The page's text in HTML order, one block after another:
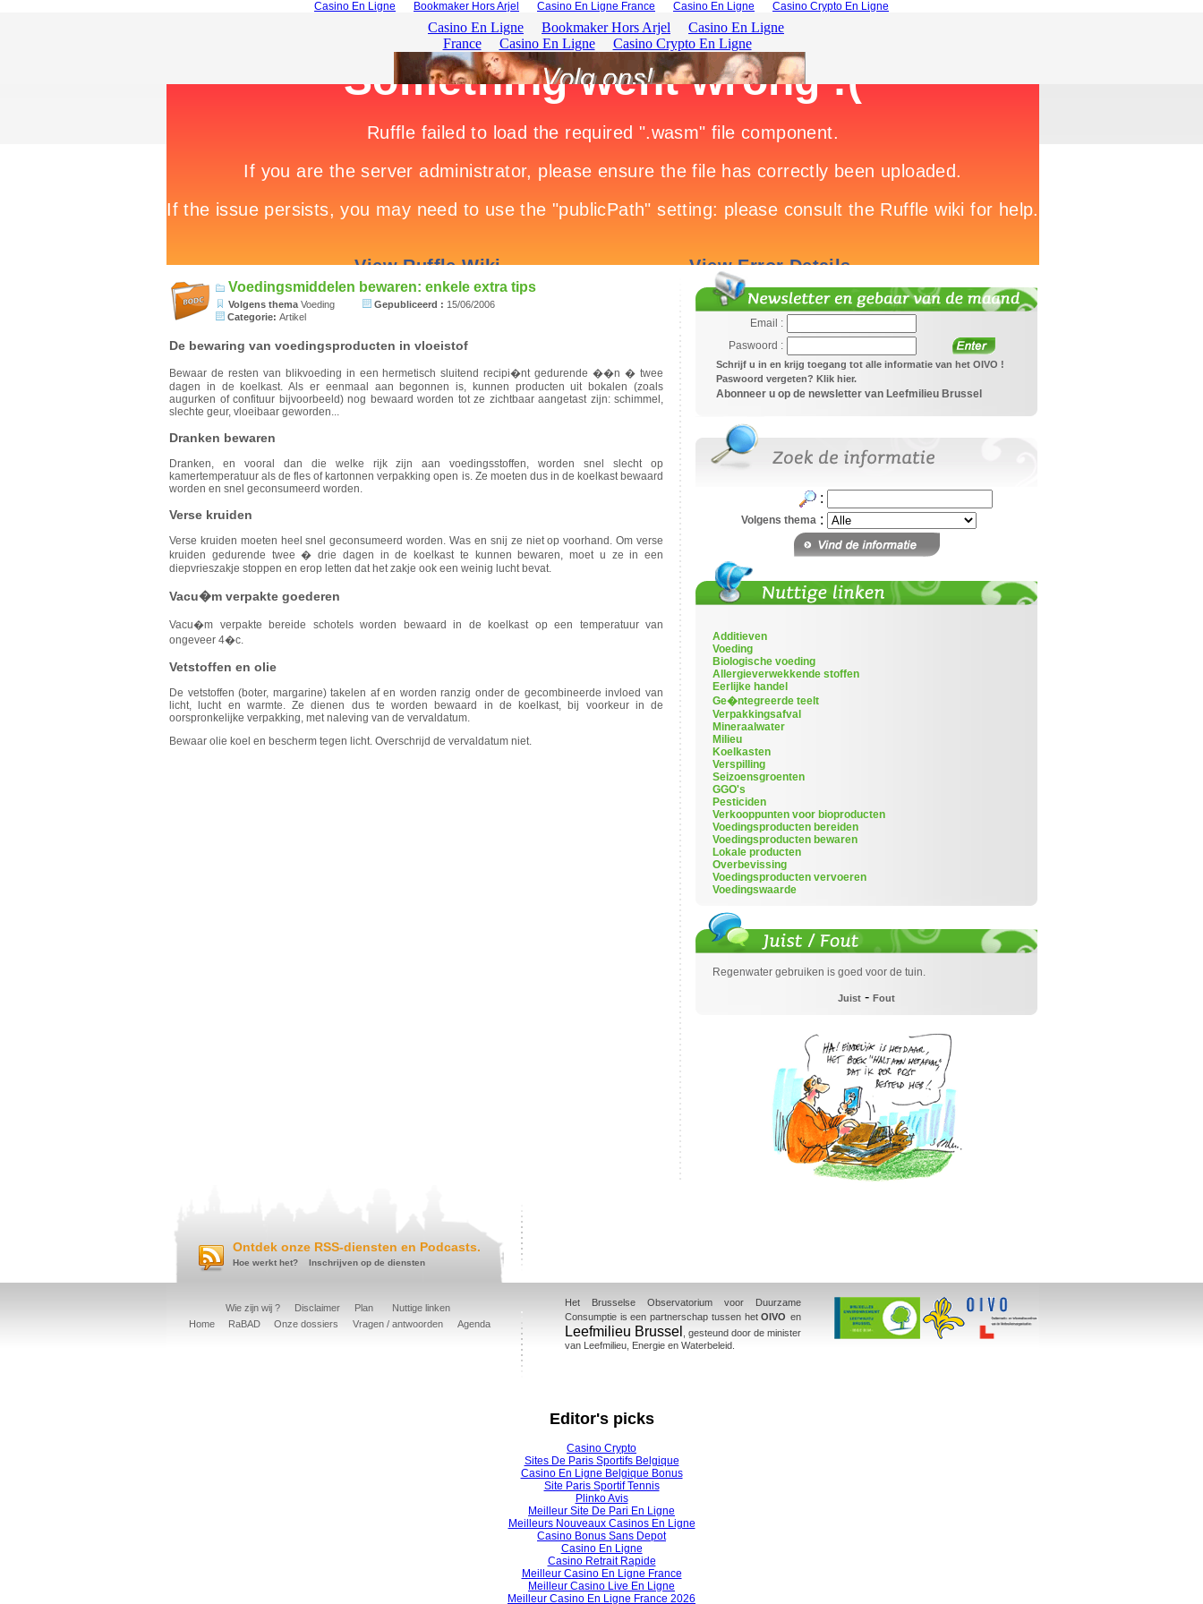
Casino En Ligne Bookmaker Hors Arjel Casino En Ligne France Casino En Ligne Casino Crypto En Ligne
Voedingsmiddelen bewaren: enkele extra tips
Volgens thema Voeding Gepubliceerd : 15/06/2006
Categorie: Artikel
De bewaring van voedingsproducten in vloeistof
Bewaar de resten van blikvoeding in een hermetisch sluitend recipi�nt gedurende ��n � twee
dagen in de koelkast. Als er eenmaal aan begonnen is, kunnen producten uit bokalen (zoals
augurken of confituur bijvoorbeeld) nog bewaard worden tot ze zichtbaar aangetast zijn: schimmel,
slechte geur, vloeibaar geworden...
Dranken bewaren
Dranken, en vooral dan die welke rijk zijn aan voedingsstoffen, worden snel slecht op
kamertemperatuur als de fles of kartonnen verpakking open is. Ze moeten dus in de koelkast bewaard
worden en snel geconsumeerd worden.
Verse kruiden
Verse kruiden moeten heel snel geconsumeerd worden. Was en snij ze niet op voorhand. Om verse
kruiden gedurende twee � drie dagen in de koelkast te kunnen bewaren, moet u ze in een
diepvrieszakje stoppen en erop letten dat het zakje ook een weinig lucht bevat.
Vacu�m verpakte goederen
Vacu�m verpakte bereide schotels worden bewaard in de koelkast op een temperatuur van
ongeveer 4�c.
Vetstoffen en olie
De vetstoffen (boter, margarine) takelen af en worden ranzig onder de gecombineerde invloed van
licht, lucht en warmte. Ze dienen dus te worden bewaard in de koelkast, bij voorkeur in de
oorspronkelijke verpakking, met naleving van de vervaldatum.
Bewaar olie koel en bescherm tegen licht. Overschrijd de vervaldatum niet.
Email :
Paswoord :
Schrijf u in en krijg toegang tot alle informatie van het OIVO !
Paswoord vergeten? Klik hier.
Abonneer u op de newsletter van Leefmilieu Brussel
:
Volgens thema :
Additieven
Voeding
Biologische voeding
Allergieverwekkende stoffen
Eerlijke handel
Ge�ntegreerde teelt
Verpakkingsafval
Mineraalwater
Milieu
Koelkasten
Verspilling
Seizoensgroenten
GGO's
Pesticiden
Verkooppunten voor bioproducten
Voedingsproducten bereiden
Voedingsproducten bewaren
Lokale producten
Overbevissing
Voedingsproducten vervoeren
Voedingswaarde
Regenwater gebruiken is goed voor de tuin.
Juist - Fout
Ontdek onze RSS-diensten en Podcasts.
Hoe werkt het? Inschrijven op de diensten
Wie zijn wij ? Disclaimer Plan
Nuttige linken
Home
RaBAD Onze dossiers Vragen / antwoorden Agenda
Het Brusselse Observatorium voor Duurzame
Consumptie is een partnerschap tussen hetOIVO en
Leefmilieu Brussel
, gesteund door de minister
van Leefmilieu, Energie en Waterbeleid.
Editor's picks
Casino Crypto
Sites De Paris Sportifs Belgique
Casino En Ligne Belgique Bonus
Site Paris Sportif Tennis
Plinko Avis
Meilleur Site De Pari En Ligne
Meilleurs Nouveaux Casinos En Ligne
Casino Bonus Sans Depot
Casino En Ligne
Casino Retrait Rapide
Meilleur Casino En Ligne France
Meilleur Casino Live En Ligne
Meilleur Casino En Ligne France 2026